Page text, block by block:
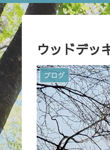
ウッドデッ
ブログ